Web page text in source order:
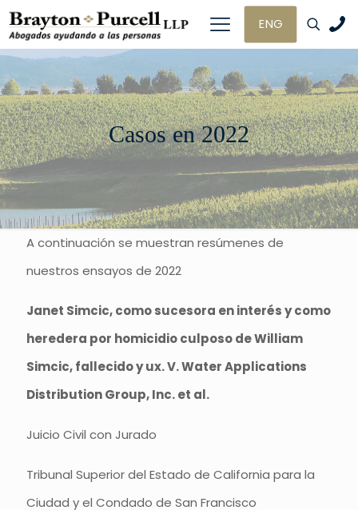
ENG
Casos en 2022
A continuación se muestran resúmenes de
nuestros ensayos de 2022
Janet Simcic, como sucesora en interés y como
heredera por homicidio culposo de William
Simcic, fallecido y ux. V. Water Applications
Distribution Group, Inc. et al.
Juicio Civil con Jurado
Tribunal Superior del Estado de California para la
Ciudad y el Condado de San Francisco